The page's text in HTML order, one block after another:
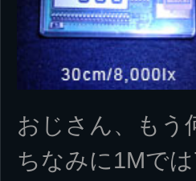
おじさん、もう
ちなみに1Mで